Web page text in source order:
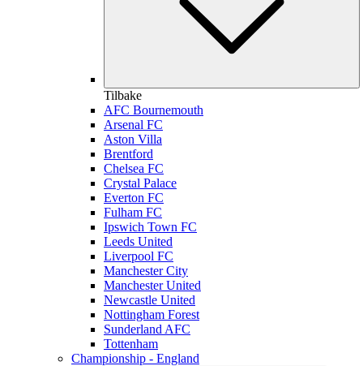
Tilbake
AFC Bournemouth
Arsenal FC
Aston Villa
Brentford
Chelsea FC
Crystal Palace
Everton FC
Fulham FC
Ipswich Town FC
Leeds United
Liverpool FC
Manchester City
Manchester United
Newcastle United
Nottingham Forest
Sunderland AFC
Tottenham
Championship - England